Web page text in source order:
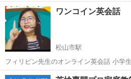
ワンコイン英会話
松山市駅
フィリピン先生のオンライン英会話 小学
授業ので、 時間は自由に選択出来ます 学
愛媛 松山市 松山市駅 英語